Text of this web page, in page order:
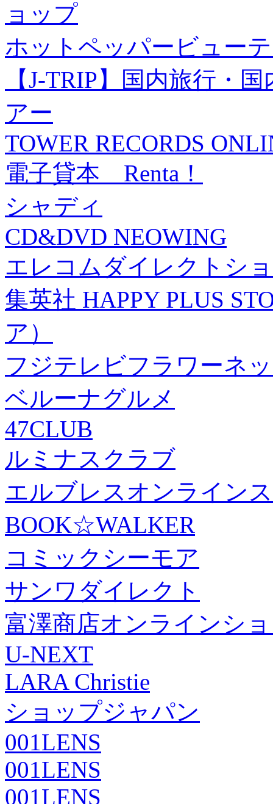
ョップ
ホットペッパービュー
【J-TRIP】国内旅行・
アー
TOWER RECORDS
電子貸本 Renta！
シャディ
CD&DVD NEOWING
エレコムダイレクトシ
集英社 HAPPY PLUS
ア）
フジテレビフラワーネ
ベルーナグルメ
47CLUB
ルミナスクラブ
エルブレスオンライン
BOOK☆WALKER
コミックシーモア
サンワダイレクト
富澤商店オンラインシ
U-NEXT
LARA Christie
ショップジャパン
001LENS
001LENS
001LENS